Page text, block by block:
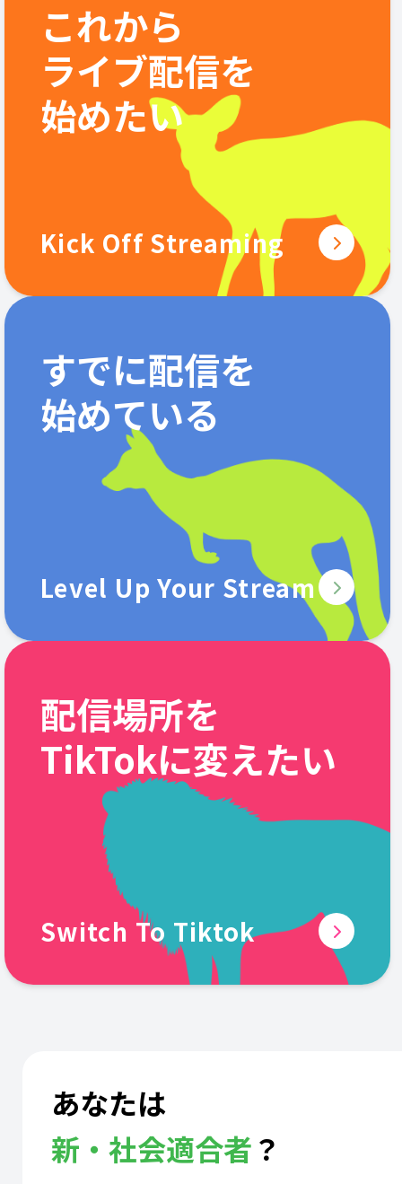
これから
ライブ配信を
始めたい
Kick Off Streaming
すでに配信を
始めている
Level Up Your Stream
配信場所を
TikTokに変えたい
Switch To Tiktok
あなたは
新・社会適合者？